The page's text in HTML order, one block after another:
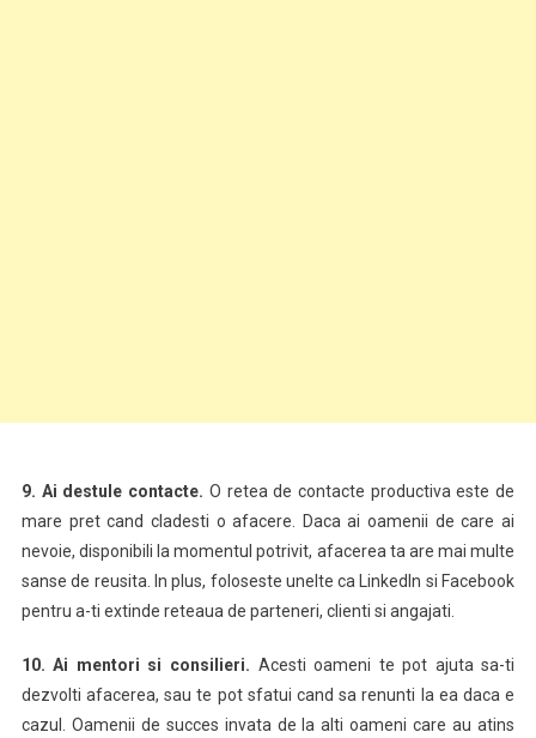
9. Ai destule contacte. O retea de contacte productiva este de
mare pret cand cladesti o afacere. Daca ai oamenii de care ai
nevoie, disponibili la momentul potrivit, afacerea ta are mai multe
sanse de reusita. In plus, foloseste unelte ca LinkedIn si Facebook
pentru a-ti extinde reteaua de parteneri, clienti si angajati.
10.Ai mentori si consilieri. Acesti oameni te pot ajuta sa-ti
dezvolti afacerea, sau te pot sfatui cand sa renunti la ea daca e
cazul. Oamenii de succes invata de la alti oameni care au atins